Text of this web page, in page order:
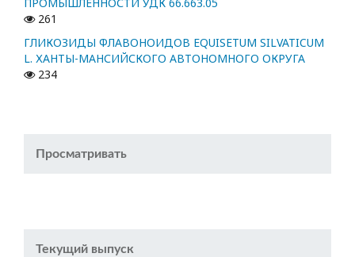
ПРОМЫШЛЕННОСТИ УДК 66.663.05
261
ГЛИКОЗИДЫ ФЛАВОНОИДОВ EQUISETUM SILVATICUM
L. ХАНТЫ-МАНСИЙСКОГО АВТОНОМНОГО ОКРУГА
234
Просматривать
Текущий выпуск